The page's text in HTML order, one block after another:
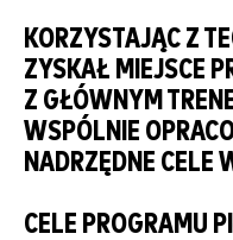
KORZYSTAJĄC Z
ZYSKAŁ MIEJSCE
Z GŁÓWNYM
WSPÓLNIE
NADRZĘDNE CELE
CELE PROGRAMU